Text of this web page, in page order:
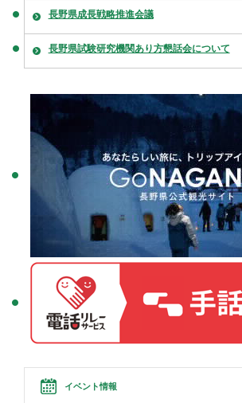
長野県成長戦略推進会議
長野県試験研究機関あり方懇話会について
イベント情報